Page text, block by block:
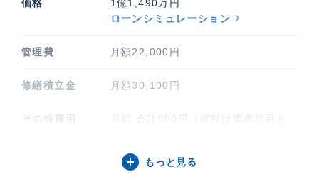
価格
1億1,490万円
ローンシミュレーション
管理費 月額22,000円
修繕積立金 月額30,100円
その他費用
月額 合計500円（細目は備考項目を
3LDK / 南東
もっと見る